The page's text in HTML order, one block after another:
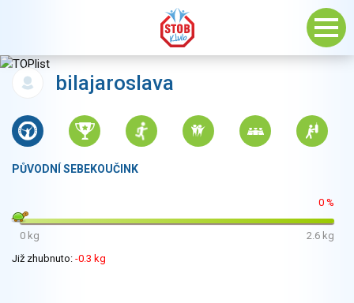
bilajaroslava
PŮVODNÍ SEBEKOUČINK
0 %
0 kg
2.6 kg
Již zhubnuto: -0.3 kg